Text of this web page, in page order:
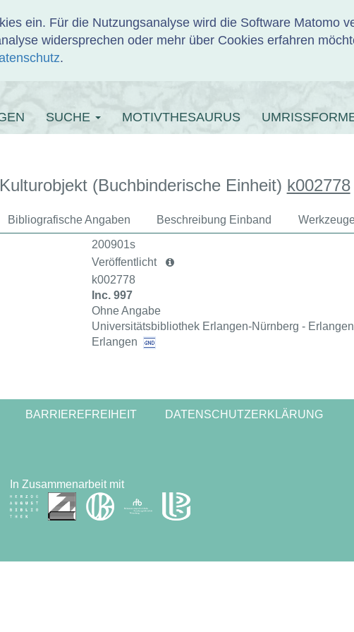
ein. Für die Nutzungsanalyse wird die Software Matomo
widersprechen oder mehr über Cookies erfahren
.
SUCHE MOTIVTHESAURUS
(Buchbinderische Einheit) k002778
Bibliografische Angaben Beschreibung Einband
200901s
Veröffentlicht
k002778
Inc. 997
Ohne Angabe
Universitätsbibliothek Erlangen-Nürnberg - Erlangen
Erlangen
BARRIEREFREIHEIT DATENSCHUTZERKLÄRUNG
In Zusammenarbeit mit